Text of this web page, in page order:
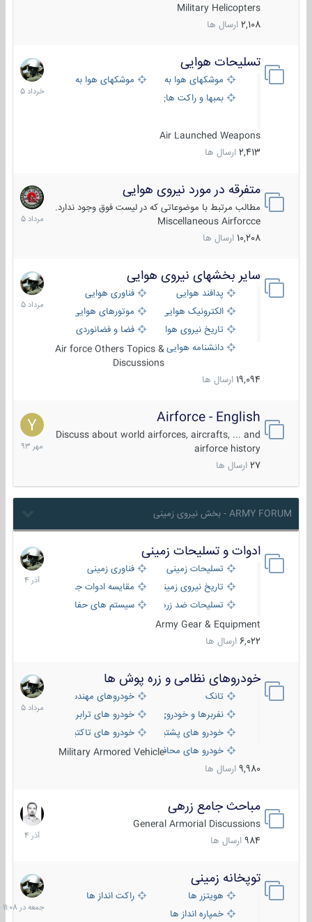
Military Helicopters
2,108 ارسال ها
تسلیحات هوایی
موشکهای هوا به هوا
موشکهای هوا به سطح
بمبها و راکت های هوایی
Air Launched Weapons
2,413 ارسال ها
30
خرداد
1405
متفرقه در مورد نیروی هوایی
مطالب مرتبط با موضوعاتی که در لیست فوق وجود ندارد.
Miscellaneous Airforcce
10,208 ارسال ها
7
مرداد
1405
سایر بخشهای نیروی هوایی
پدافند هوایی
فناوری هوایی
الکترونیک هوایی
موتورهای هوایی
تاریخ نیروی هوایی
فضا و فضانوردی
دانشنامه هواییAir force Others Topics &
Discussions
19,094 ارسال ها
2
مرداد
1405
Airforce - English
Discuss about world airforces, aircrafts, ... and
airforce history
27 ارسال ها
15
مهر
1393
ARMY FORUM - بخش نیروی زمینی
ادوات و تسلیحات زمینی
تسلیحات زمینی
فناوری زمینی
تاریخ نیروی زمینی
مقایسه ادوات جنگی
تسلیحات ضد زره
سیستم های حفاظت فعال
Army Gear & Equipment
6,022 ارسال ها
21
آذر
1404
خودروهای نظامی و زره پوش ها
تانک
خودروهای مهندسی
نفربرها و خودروی های رزمی پیاده نظام
خودرو های ترابری نظامی
خودرو های پشتیبانی آتش ، شناسایی و ضد تانک
خودرو های تاکتیکی نظامی
خودرو های محافظت شدهMilitary Armored Vehicle
9,980 ارسال ها
2
مرداد
1405
مباحث جامع زرهی
General Armorial Discussions
984 ارسال ها
7
آذر
1404
توپخانه زمینی
هویتزر ها
راکت انداز ها
خمپاره انداز ها
جمعه
در
11:08